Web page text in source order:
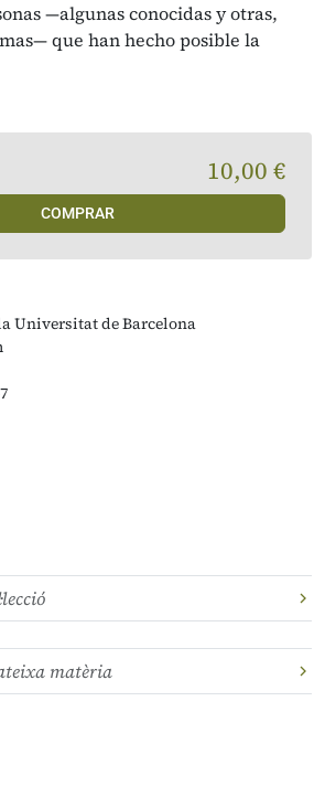
—algunas conocidas y otras,
que han hecho posible la
Universitat de Barcelona
10,00 €
COMPRAR
matèria